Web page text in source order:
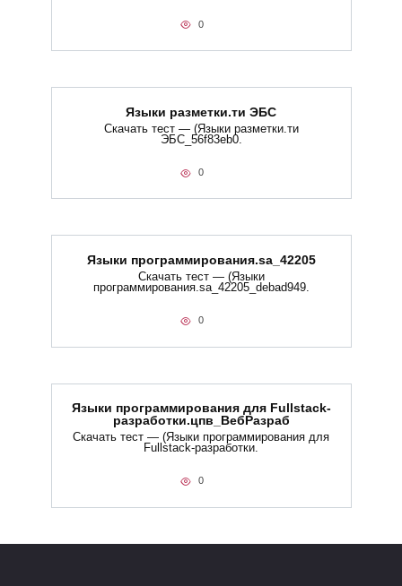
0
Языки разметки.ти​ ЭБС
Скачать тест — (Языки разметки.ти​
ЭБС_56f83eb0.
0
Языки программирования.sa_42205
Скачать тест — (Языки
программирования.sa_42205_debad949.
0
Языки программирования для Fullstack-
разработки.цпв_ВебРазраб
Скачать тест — (Языки программирования для
Fullstack-разработки.
0